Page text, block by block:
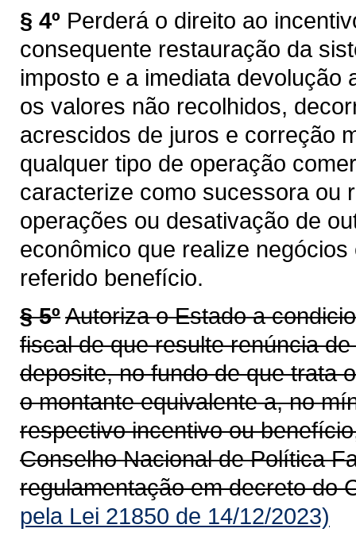
§ 4º Perderá o direito ao
consequente restauração da
imposto e a imediata
os valores não recolhidos,
acrescidos de juros e correção
qualquer tipo de operação
caracterize como sucessora ou
operações ou desativação de
econômico que realize
referido benefício.
§ 5ºAutoriza o Estado a
fiscal de que resulte renúncia
deposite, no fundo de que trata
o montante equivalente a, no
respectivo incentivo ou
Conselho Nacional de Política
regulamentação em decreto do
pela Lei 21850 de 14/12/2023)